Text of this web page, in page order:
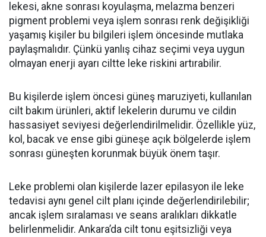
lekesi, akne sonrası koyulaşma, melazma benzeri
pigment problemi veya işlem sonrası renk değişikliği
yaşamış kişiler bu bilgileri işlem öncesinde mutlaka
paylaşmalıdır. Çünkü yanlış cihaz seçimi veya uygun
olmayan enerji ayarı ciltte leke riskini artırabilir.
Bu kişilerde işlem öncesi güneş maruziyeti, kullanılan
cilt bakım ürünleri, aktif lekelerin durumu ve cildin
hassasiyet seviyesi değerlendirilmelidir. Özellikle yüz,
kol, bacak ve ense gibi güneşe açık bölgelerde işlem
sonrası güneşten korunmak büyük önem taşır.
Leke problemi olan kişilerde lazer epilasyon ile leke
tedavisi aynı genel cilt planı içinde değerlendirilebilir;
ancak işlem sıralaması ve seans aralıkları dikkatle
belirlenmelidir. Ankara’da cilt tonu eşitsizliği veya